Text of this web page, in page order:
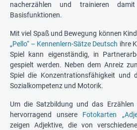
nacherzählen und trainieren
Basisfunktionen.
Mit viel Spaß und Bewegung können
„Pello“ – Kennenlern-Sätze Deutsch ihre
Spiel kann eigenständig, in
gespielt werden. Neben dem Anreiz
Spiel die Konzentrationsfähigkeit und
Sozialkompetenz und Motorik.
Um die Satzbildung und das
hervorragend unsere Fotokarten
zeigen Adjektive, die von